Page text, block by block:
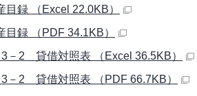
録 （Excel 22.0KB）
録 （PDF 34.1KB）
－2 貸借対照表 （Excel 36.5KB）
－2 貸借対照表 （PDF 66.7KB）